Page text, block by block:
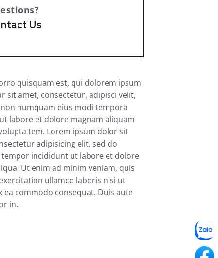
Us
quisquam est, qui dolorem ipsum
sit amet, consectetur, adipisci velit,
numquam eius modi tempora
labore et dolore magnam aliquam
tem. Lorem ipsum dolor sit
adipisicing elit, sed do
incididunt ut labore et dolore
Ut enim ad minim veniam, quis
ullamco laboris nisi ut
ea commodo consequat. Duis aute
in.